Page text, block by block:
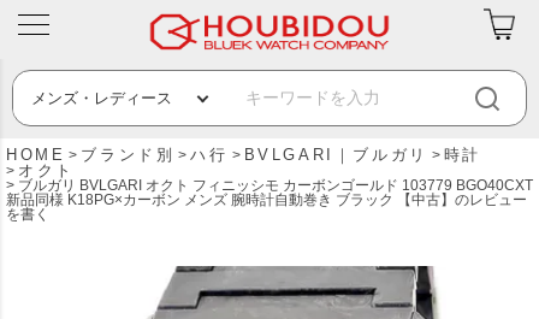
HOME ブランド別 ハ行 BVLGARI｜ブルガリ
時計
オクト
ブルガリ BVLGARI オクト フィニッシモ カーボンゴールド 103779 BGO40CXT
新品同様 K18PG×カーボン メンズ 腕時計自動巻き ブラック 【中古】のレビュー
を書く